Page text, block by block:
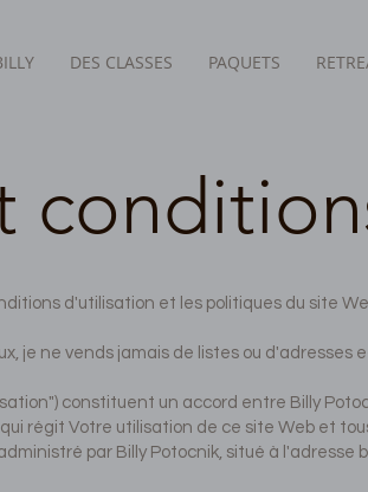
DES CLASSES PAQUETS
d'utilisation et les politiques du site
je ne vends jamais de listes ou d'adresses
constituent un accord entre Billy
qui régit Votre utilisation de ce site Web et
par Billy Potocnik, situé à l'adresse